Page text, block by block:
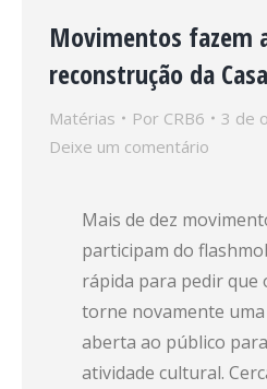
Movimentos fazem
reconstrução da
Matérias Por CRB6
3 de
Deixe um comentário
Mais de dez
participam do
rápida para pedir que
torne novamente
aberta ao público
atividade cultural.